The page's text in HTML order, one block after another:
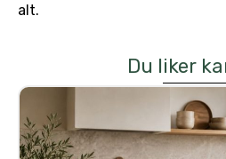
alt.
Du liker